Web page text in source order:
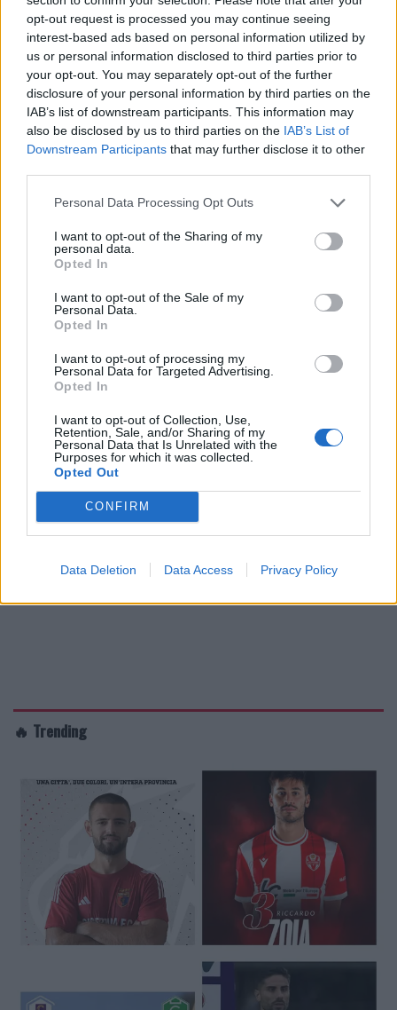
opt-out request is processed you may continue seeing
interest-based ads based on personal information utilized by
us or personal information disclosed to third parties prior to
your opt-out. You may separately opt-out of the further
disclosure of your personal information by third parties on the
IAB’s list of downstream participants. This information may
also be disclosed by us to third parties on the IAB’s List of
Downstream Participants that may further disclose it to other
Personal Data Processing Opt Outs
I want to opt-out of the Sharing of my
personal data.
Opted In
I want to opt-out of the Sale of my
Personal Data.
Opted In
I want to opt-out of processing my
Personal Data for Targeted Advertising.
Opted In
I want to opt-out of Collection, Use,
Retention, Sale, and/or Sharing of my
Personal Data that Is Unrelated with the
Purposes for which it was collected.
Opted Out
CONFIRM
Data Deletion Data Access Privacy Policy
🔥 Trending